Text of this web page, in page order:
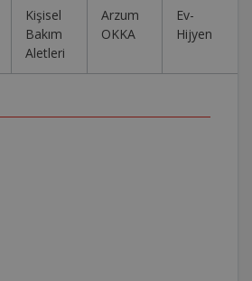
Kişisel
Bakım
Aletleri
Arzum
OKKA
Ev-
Hijyen